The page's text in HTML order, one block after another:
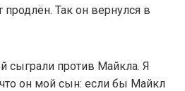
продлён. Так он вернулся в
сыграли против Майкла. Я
он мой сын: если бы Майкл